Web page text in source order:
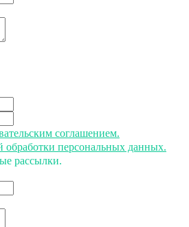
соглашением.
обработки персональных данных.
рассылки.